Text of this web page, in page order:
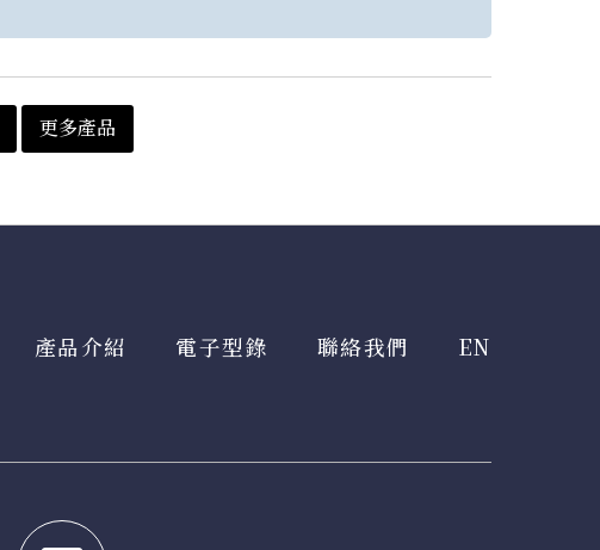
更多產品
產品介紹 電子型錄 聯絡我們 EN